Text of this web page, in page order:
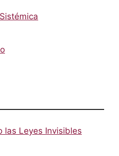
las Leyes Invisibles